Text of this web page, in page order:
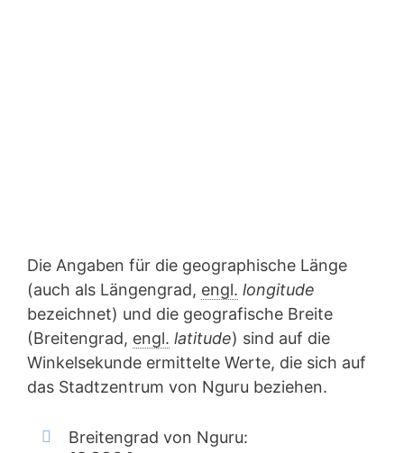
Die Angaben für die geographische Länge
(auch als Längengrad, engl. longitude
bezeichnet) und die geografische Breite
(Breitengrad, engl. latitude) sind auf die
Winkelsekunde ermittelte Werte, die sich auf
das Stadtzentrum von Nguru beziehen.
Breitengrad von Nguru: